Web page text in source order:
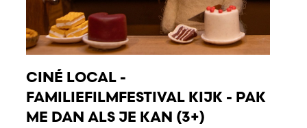
CINÉ LOCAL -
FAMILIEFILMFESTIVAL KIJK - PAK
ME DAN ALS JE KAN (3+)